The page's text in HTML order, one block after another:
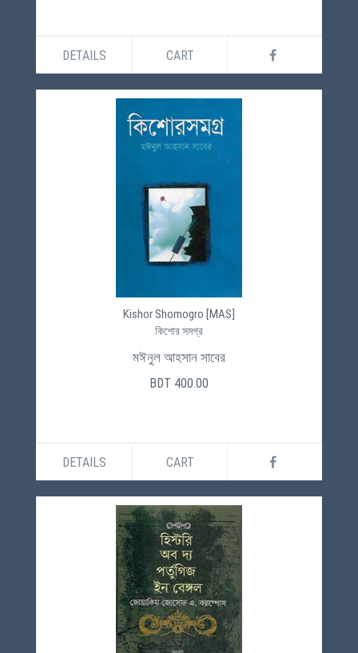
DETAILS CART
Kishor Shomogro [MAS]
কিশোর সমগ্র
মঈনুল আহসান সাবের
BDT 400.00
DETAILS CART